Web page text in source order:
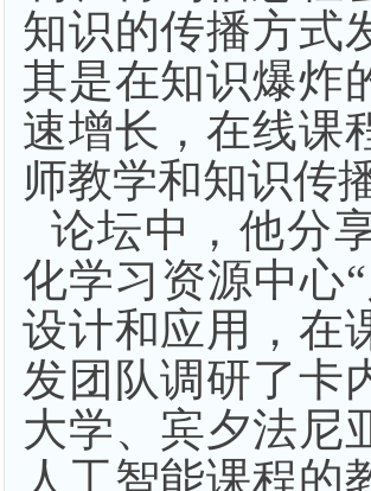
知识的传播方式
其是在知识爆炸
速增长，在线课
师教学和知识传
论坛中，他分
化学习资源中心
设计和应用，在
发团队调研了卡
大学、宾夕法尼
人工智能课程的